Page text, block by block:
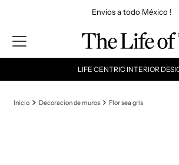
Ir directamente al contenidoEnvios a todo México !
LIFE CENTRIC INTERIOR
Inicio Decoracion de muros Flor sea gris